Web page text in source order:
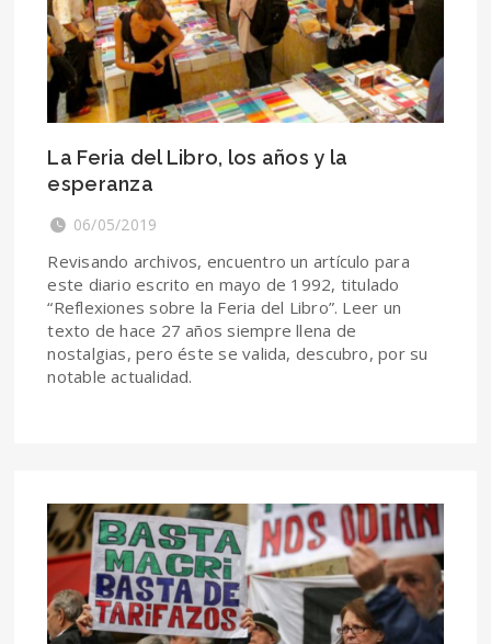
La Feria del Libro, los años y la
esperanza
06/05/2019
Revisando archivos, encuentro un artículo para
este diario escrito en mayo de 1992, titulado
“Reflexiones sobre la Feria del Libro”. Leer un
texto de hace 27 años siempre llena de
nostalgias, pero éste se valida, descubro, por su
notable actualidad.